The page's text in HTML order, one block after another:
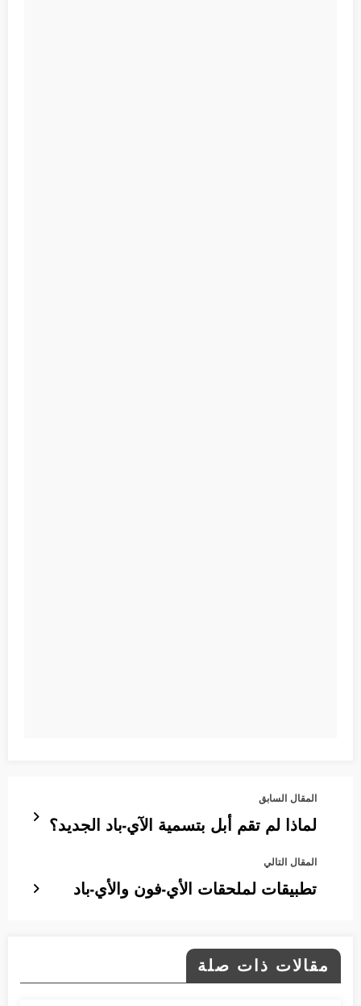
المقال السابق
لماذا لم تقم أبل بتسمية الآي-باد الجديد؟
المقال التالي
تطبيقات لملحقات الأي-فون والأي-باد
مقالات ذات صلة